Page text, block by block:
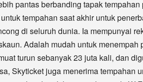
pantas berbanding tapak tempahan
tempahan saat akhir untuk
di seluruh dunia. Ia mempunyai
Adalah mudah untuk menempah
turun sebanyak 23 juta kali, dan
Skyticket juga menerima tempahan